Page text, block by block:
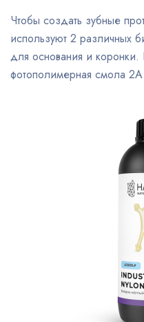
Чтобы создать зубные
используют 2 различных
для основания и коронки.
фотополимерная смола